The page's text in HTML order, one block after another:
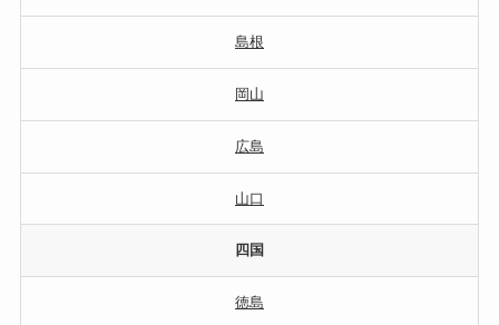
島根
岡山
広島
山口
四国
徳島